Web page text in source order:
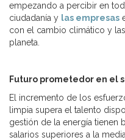
empezando a percibir en
ciudadanía y las empresas
con el cambio climático y
planeta.
Futuro prometedor en el
El incremento de los
limpia supera el talento
gestión de la energía tienen
salarios superiores a la